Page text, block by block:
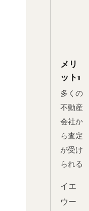
メリ
ット1
多くの
不動産
会社か
ら査定
が受け
られる
イエ
ウー